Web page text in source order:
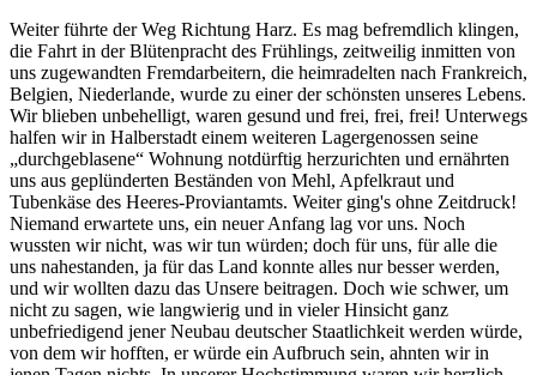
Weiter führte der Weg Richtung Harz. Es mag befremdlich klingen,
die Fahrt in der Blütenpracht des Frühlings, zeitweilig inmitten von
uns zugewandten Fremdarbeitern, die heimradelten nach Frankreich,
Belgien, Niederlande, wurde zu einer der schönsten unseres Lebens.
Wir blieben unbehelligt, waren gesund und frei, frei, frei! Unterwegs
halfen wir in Halberstadt einem weiteren Lagergenossen seine
durchgeblasene
Wohnung notdürftig herzurichten und ernährten
uns aus geplünderten Beständen von Mehl, Apfelkraut und
Tubenkäse des Heeres-Proviantamts. Weiter ging's ohne Zeitdruck!
Niemand erwartete uns, ein neuer Anfang lag vor uns. Noch
wussten wir nicht, was wir tun würden; doch für uns, für alle die
uns nahestanden, ja für das Land konnte alles nur besser werden,
und wir wollten dazu das Unsere beitragen. Doch wie schwer, um
nicht zu sagen, wie langwierig und in vieler Hinsicht ganz
unbefriedigend jener Neubau deutscher Staatlichkeit werden würde,
von dem wir hofften, er würde ein Aufbruch sein, ahnten wir in